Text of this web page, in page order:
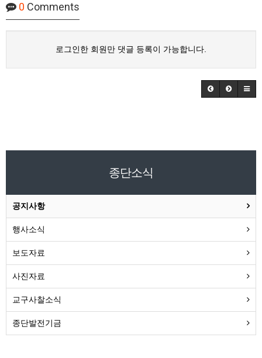
0 Comments
로그인한 회원만 댓글 등록이 가능합니다.
종단소식
공지사항
행사소식
보도자료
사진자료
교구사찰소식
종단발전기금